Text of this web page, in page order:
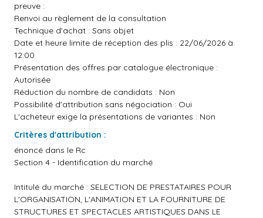
preuve :
Renvoi au règlement de la consultation
Technique d'achat : Sans objet
Date et heure limite de réception des plis : 22/06/2026 à
12:00
Présentation des offres par catalogue électronique :
Autorisée
Réduction du nombre de candidats : Non
Possibilité d'attribution sans négociation : Oui
L'acheteur exige la présentations de variantes : Non
Critères d'attribution :
énoncé dans le Rc
Section 4 - Identification du marché
Intitulé du marché : SELECTION DE PRESTATAIRES POUR
L'ORGANISATION, L'ANIMATION ET LA FOURNITURE DE
STRUCTURES ET SPECTACLES ARTISTIQUES DANS LE